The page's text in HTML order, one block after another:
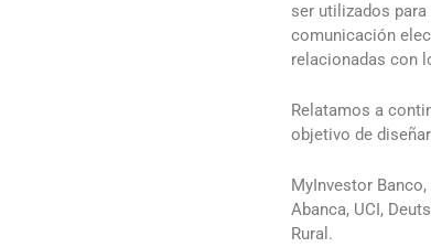
ser utilizados
comunicación
relacionadas con
Relatamos a
objetivo de
MyInvestor
Abanca, UCI,
Rural.